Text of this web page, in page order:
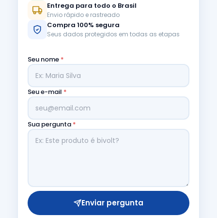
Entrega para todo o Brasil
Envio rápido e rastreado
Compra 100% segura
Seus dados protegidos em todas as etapas
Seu nome *
Seu e-mail *
Sua pergunta *
Enviar pergunta